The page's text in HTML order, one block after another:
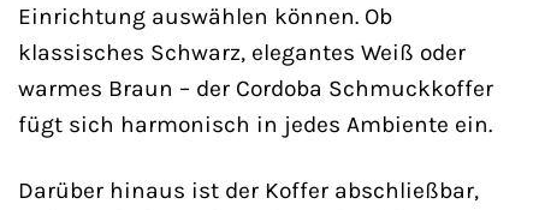
Einrichtung auswählen können. Ob
klassisches Schwarz, elegantes Weiß oder
warmes Braun – der Cordoba Schmuckkoffer
fügt sich harmonisch in jedes Ambiente ein.
Darüber hinaus ist der Koffer abschließbar,